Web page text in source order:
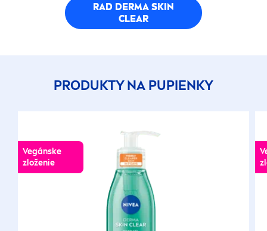
RAD DERMA SKIN
CLEAR
PRODUKTY NA PUPIENKY
Vegánske
zloženie